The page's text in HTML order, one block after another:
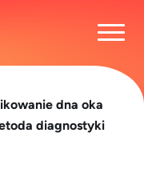
dna oka
diagnostyki